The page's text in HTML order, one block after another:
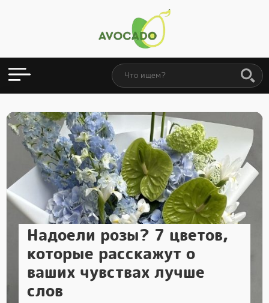
Надоели розы? 7 цветов,
которые расскажут о
ваших чувствах лучше
слов